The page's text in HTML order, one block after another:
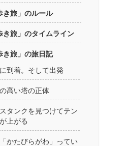
き旅」のルール
き旅」のタイムライン
き旅」の旅日記
到着。そして出発
高い塔の正体
タンクを見つけてテン
上がる
かたびらがわ」ってい